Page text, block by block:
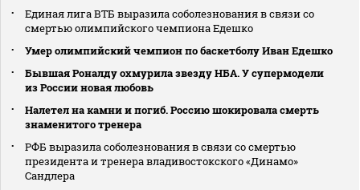
Единая лига ВТБ выразила соболезнования в связи со
смертью олимпийского чемпиона Едешко
Умер олимпийский чемпион по баскетболу Иван Едешко
Бывшая Роналду охмурила звезду НБА. У супермодели
из России новая любовь
Налетел на камни и погиб. Россию шокировала смерть
знаменитого тренера
РФБ выразила соболезнования в связи со смертью
президента и тренера владивостокского «Динамо»
Сандлера